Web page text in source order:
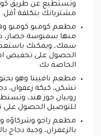
وتستطيع عن طريق
مشترياتك بتكلفة أقل.
مطعم كومبو كومبو
منها سمبوسة خضار،
سمك، ويمكنك
الحصول على تخفيض
الخاصة بك.
مطعم نافيينا وهو
تشكن، كيكة زعفوان،
روبيان جوز هند،
للتوصيل الحصول على
مطعم راجو وشركاؤه
بالزعفران، وجبة دجاج